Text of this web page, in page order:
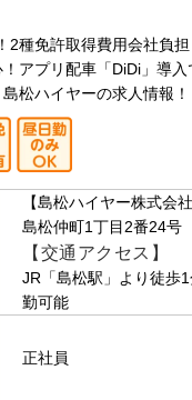
2種免許取得費用会社負
アプリ配車「DiDi」導
松ハイヤーの求人情報！
【島松ハイヤー株式会
島松仲町1丁目2番24号
【交通アクセス】
JR「島松駅」より徒歩
勤可能
正社員